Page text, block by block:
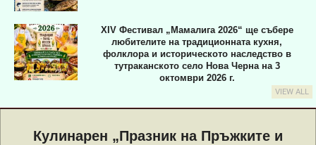
XIV Фестивал „Мамалига 2026“ ще събере
любителите на традиционната кухня,
фолклора и историческото наследство в
тутраканското село Нова Черна на 3
октомври 2026 г.
VIEW ALL
NavigationКулинарен „Празник на Пръжките и